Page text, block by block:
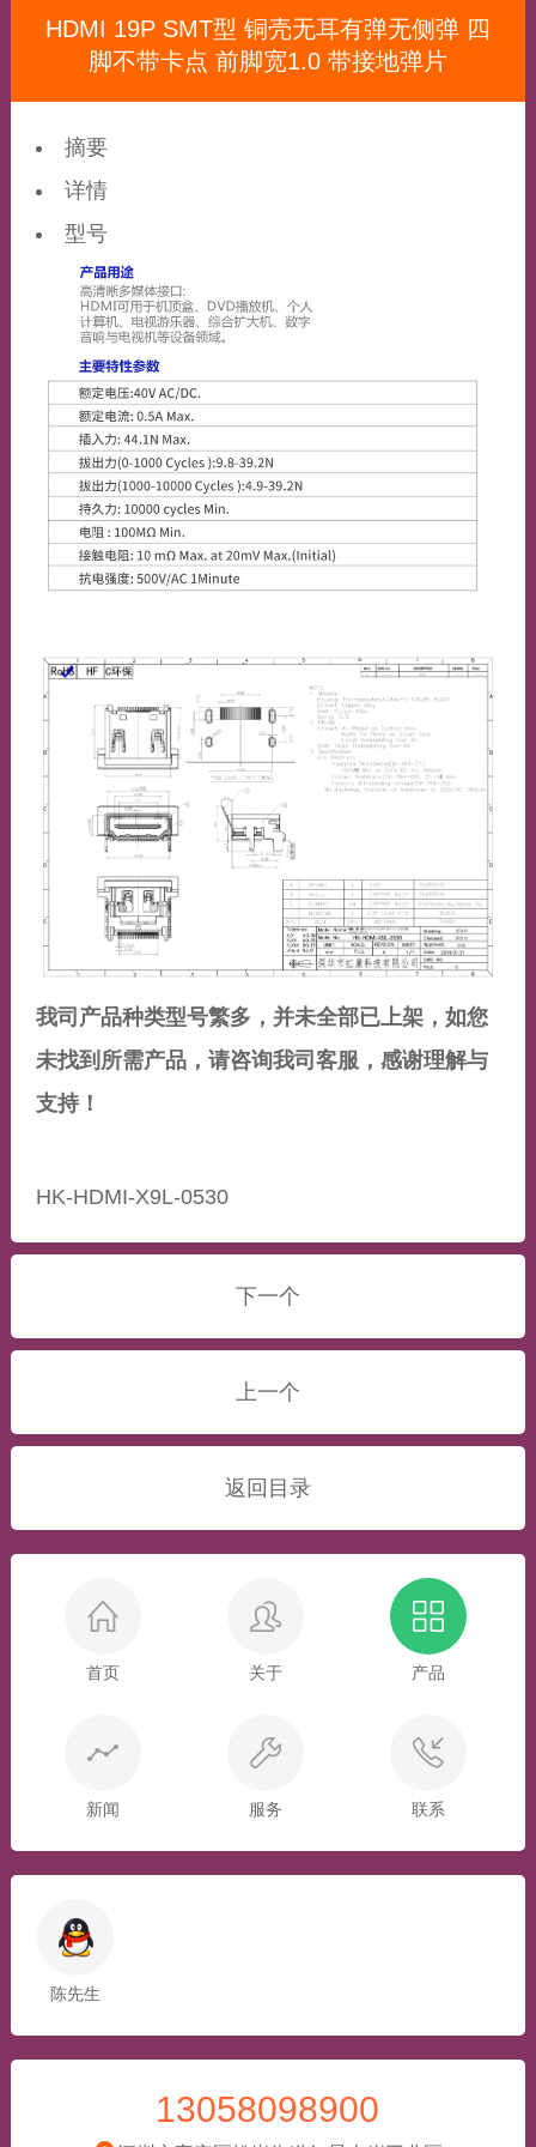
HDMI 19P SMT型 铜壳无耳有弹无侧弹 四
脚不带卡点 前脚宽1.0 带接地弹片
摘要
详情
型号
我司产品种类型号繁多，并未全部已上架，如您
未找到所需产品，请咨询我司客服，感谢理解与
支持！
HK-HDMI-X9L-0530
下一个
上一个
返回目录
首页 关于 产品
新闻 服务 联系
陈先生
13058098900